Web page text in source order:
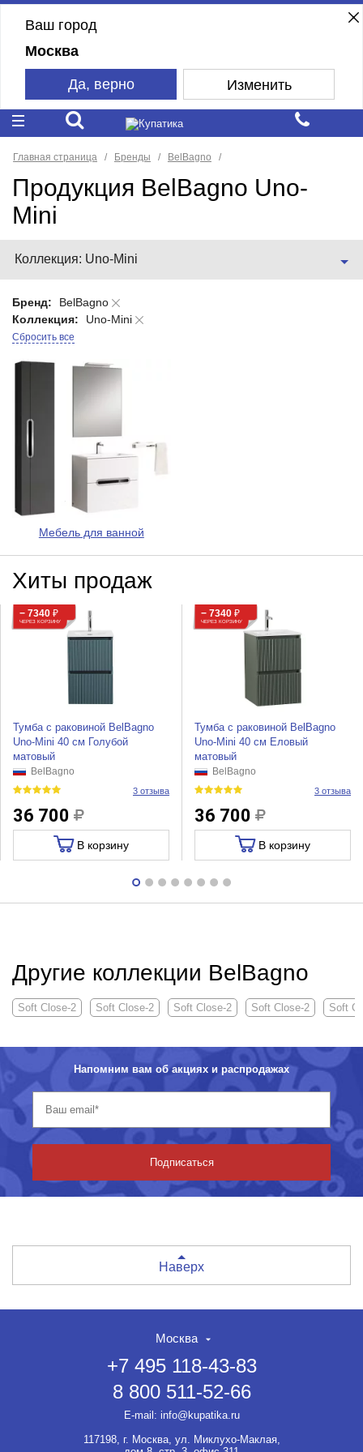
Ваш город
Москва
Да, верно Изменить
Главная страница Бренды BelBagno
Продукция BelBagno Uno-
Mini
Коллекция: Uno-Mini
Бренд:
BelBagno
Коллекция:
Uno-Mini
Сбросить все
Мебель для ванной
Хиты продаж
− 7340 ₽
ЧЕРЕЗ КОРЗИНУ
Тумба с раковиной BelBagno
Uno-Mini 40 см Голубой
матовый
BelBagno
3 отзыва
36 700
В корзину
− 7340 ₽
ЧЕРЕЗ КОРЗИНУ
Тумба с раковиной BelBagno
Uno-Mini 40 см Еловый
матовый
BelBagno
3 отзыва
36 700
В корзину
Другие коллекции BelBagno
Soft Close-2 Soft Close-2 Soft Close-2 Soft Close-2 Soft
Напомним вам об акциях и распродажах
Подписаться
Наверх
Москва
+7 495 118-43-83
8 800 511-52-66
E-mail: info@kupatika.ru
117198, г. Москва, ул. Миклухо-Маклая,